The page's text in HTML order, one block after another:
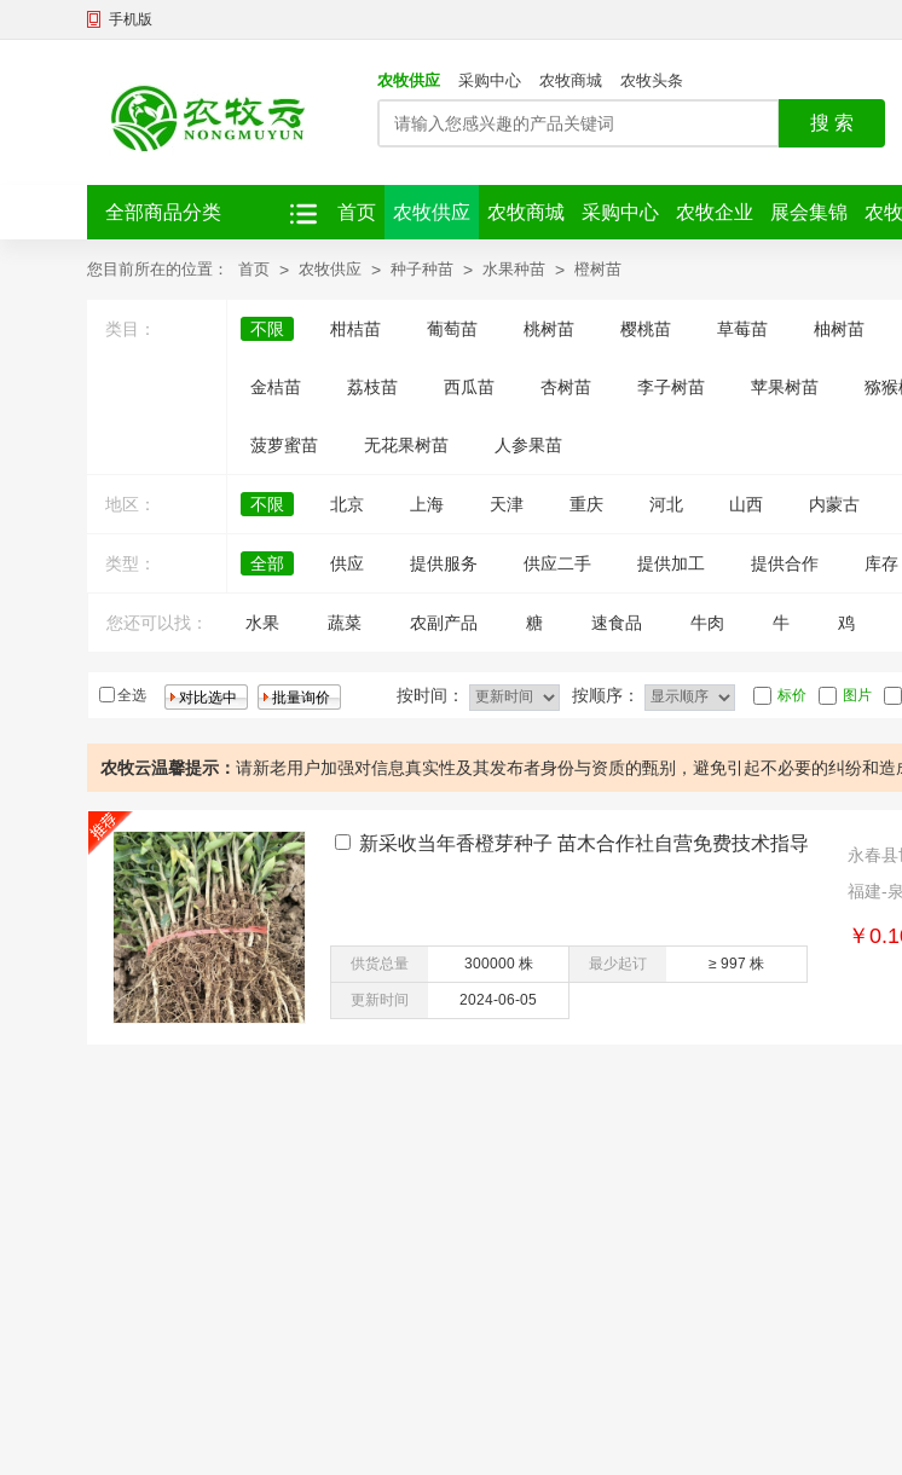
手机版
农牧供应 采购中心 农牧商城 农牧头条
搜 索
全部商品分类 首页 农牧供应 农牧商城 采购中心 农牧企业 展会集锦 农
您目前所在的位置： 首页 > 农牧供应 > 种子种苗 > 水果种苗 > 橙树苗
类目： 不限 柑桔苗 葡萄苗 桃树苗 樱桃苗 草莓苗 柚树苗
金桔苗 荔枝苗 西瓜苗 杏树苗 李子树苗 苹果树苗 猕猴
菠萝蜜苗 无花果树苗 人参果苗
地区： 不限 北京 上海 天津 重庆 河北 山西 内蒙古
类型： 全部 供应 提供服务 供应二手 提供加工 提供合作 库存
您还可以找： 水果 蔬菜 农副产品 糖 速食品 牛肉 牛 鸡
全选 按时间： 按顺序： 标价 图片
农牧云温馨提示： 请新老用户加强对信息真实性及其发布者身份与资质的甄别，避免引起不必要的纠纷和造
￥
新采收当年香橙芽种子 苗木合作社自营免费技术指导
永春
福建-
供货总量 300000 株 最少起订 ≥ 997 株
更新时间 2024-06-05